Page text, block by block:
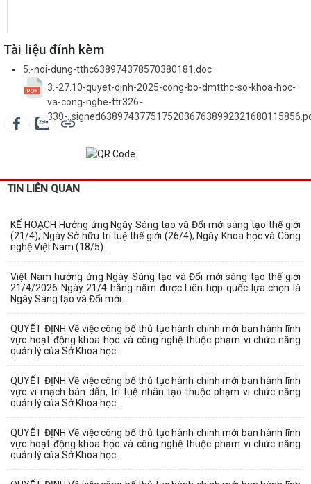
Tài liệu đính kèm
5.-noi-dung-tthc638974378570380181.doc
3.-27.10-quyet-dinh-2025-cong-bo-dmtthc-so-khoa-hoc-
va-cong-nghe-ttr326-
330-
TIN LIÊN QUAN
KẾ HOẠCH Hưởng ứng Ngày Sáng tạo và Đổi mới sáng tạo thế giới
(21/4); Ngày Sở hữu trí tuệ thế giới (26/4); Ngày Khoa học và Công
nghệ Việt Nam (18/5)...
Việt Nam hưởng ứng Ngày Sáng tạo và Đổi mới sáng tạo thế giới
21/4/2026 Ngày 21/4 hằng năm được Liên hợp quốc lựa chọn là
Ngày Sáng tạo và Đổi mới...
QUYẾT ĐỊNH Về việc công bố thủ tục hành chính mới ban hành lĩnh
vực hoạt động khoa học và công nghệ thuộc phạm vi chức năng
quản lý của Sở Khoa học...
QUYẾT ĐỊNH Về việc công bố thủ tục hành chính mới ban hành lĩnh
vực vi mạch bán dẫn, trí tuệ nhân tạo thuộc phạm vi chức năng
quản lý của Sở Khoa học...
QUYẾT ĐỊNH Về việc công bố thủ tục hành chính mới ban hành lĩnh
vực hoạt động khoa học và công nghệ thuộc phạm vi chức năng
quản lý của Sở Khoa học...